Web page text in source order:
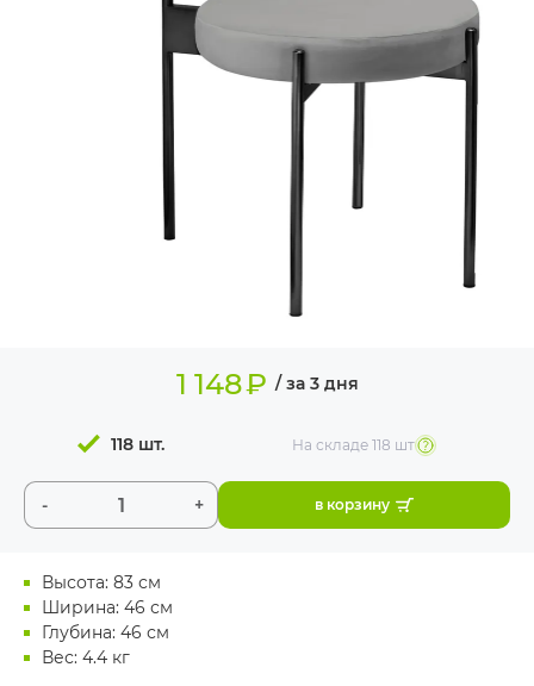
Высота: 83 см
Ширина: 46 см
Глубина: 46 см
Вес: 4.4 кг
1 148₽ / за 3 дня
- +
118 шт. На складе118 шт
в корзину